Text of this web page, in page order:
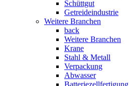
Schüttgut
Getreideindustrie
Weitere Branchen
back
Weitere Branchen
Krane
Stahl & Metall
Verpackung
Abwasser
Batteriezellfertigung